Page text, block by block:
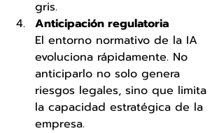
gris.
Anticipación regulatoria
El entorno normativo de la IA
evoluciona rápidamente. No
anticiparlo no solo genera
riesgos legales, sino que limita
la capacidad estratégica de la
empresa.